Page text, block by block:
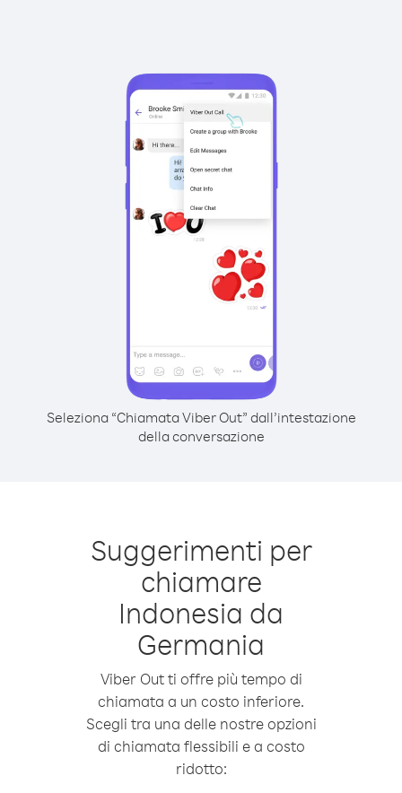
Seleziona “Chiamata Viber Out” dall’intestazione
della conversazione
Suggerimenti per
chiamare
Indonesia da
Germania
Viber Out ti offre più tempo di
chiamata a un costo inferiore.
Scegli tra una delle nostre opzioni
di chiamata flessibili e a costo
ridotto: